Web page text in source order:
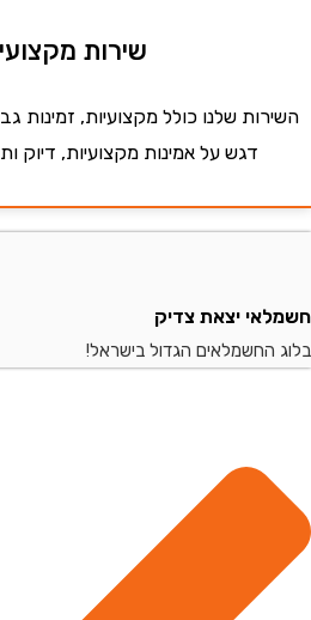
שירות מקצועי
שלנו כולל מקצועיות, זמינות גבוהה
דגש על אמינות מקצועיות, דיוק
יצאת צדיק
הגדול בישראל!